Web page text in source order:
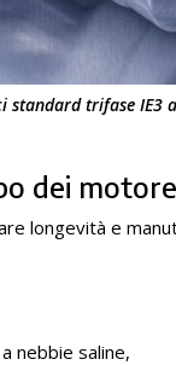
trifase IE3
dei
longevità e
nebbie saline,